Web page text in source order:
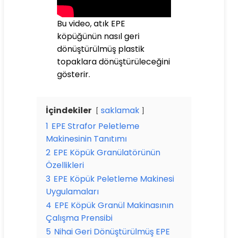
Bu video, atık EPE
köpüğünün nasıl geri
dönüştürülmüş plastik
topaklara dönüştürüleceğini
gösterir.
İçindekiler
saklamak
1 EPE Strafor Peletleme
Makinesinin Tanıtımı
2 EPE Köpük Granülatörünün
Özellikleri
3 EPE Köpük Peletleme Makinesi
Uygulamaları
4 EPE Köpük Granül Makinasının
Çalışma Prensibi
5 Nihai Geri Dönüştürülmüş EPE